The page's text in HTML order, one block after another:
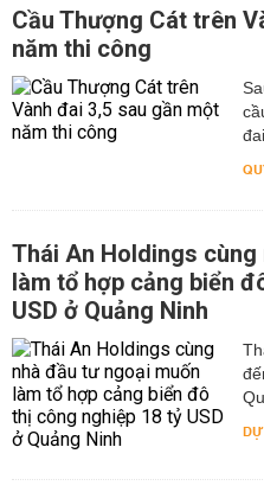
Cầu Thượng Cát trên
năm thi công
Thái An Holdings
làm tổ hợp cảng biển
USD ở Quảng Ninh